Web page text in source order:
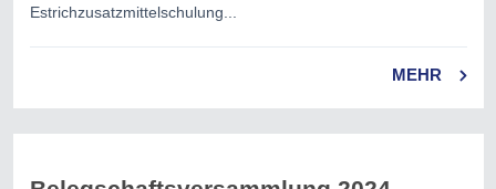
Estrichzusatzmittelschulung...
MEHR